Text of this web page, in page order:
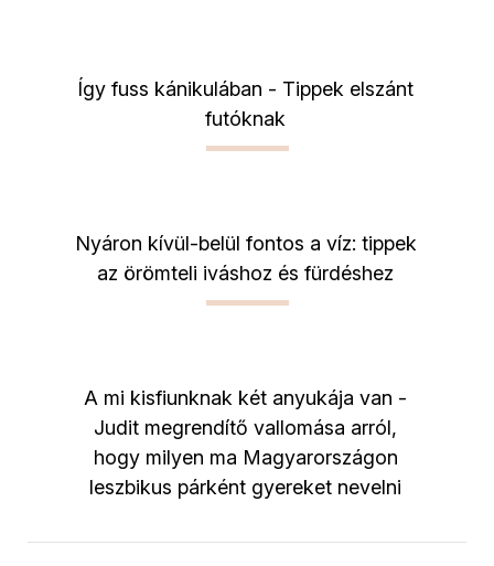
Így fuss kánikulában - Tippek elszánt
futóknak
Nyáron kívül-belül fontos a víz: tippek
az örömteli iváshoz és fürdéshez
A mi kisfiunknak két anyukája van -
Judit megrendítő vallomása arról,
hogy milyen ma Magyarországon
leszbikus párként gyereket nevelni